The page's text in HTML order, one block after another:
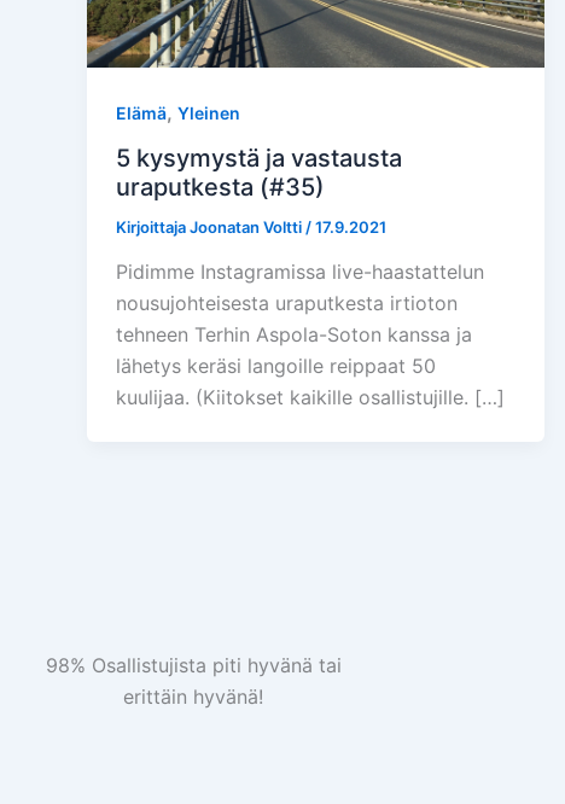
Elämä, Yleinen
5 kysymystä ja vastausta
uraputkesta (#35)
KirjoittajaJoonatan Voltti /17.9.2021
Pidimme Instagramissa live-haastattelun
nousujohteisesta uraputkesta irtioton
tehneen Terhin Aspola-Soton kanssa ja
lähetys keräsi langoille reippaat 50
kuulijaa. (Kiitokset kaikille osallistujille. […]
98% Osallistujista piti hyvänä tai
erittäin hyvänä!